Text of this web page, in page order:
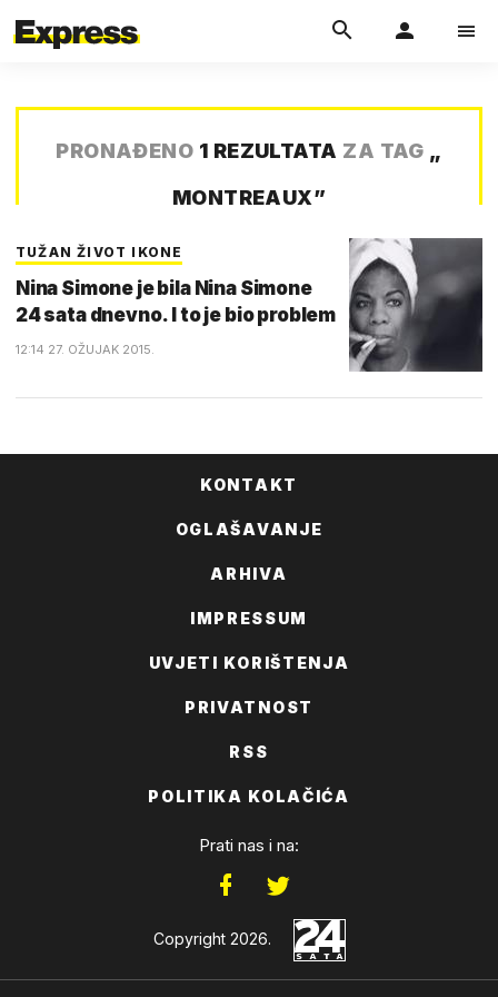
PRONAĐENO 1 REZULTATA ZA TAG „
MONTREAUX”
TUŽAN ŽIVOT IKONE
Nina Simone je bila Nina Simone
24 sata dnevno. I to je bio problem
12:14 27. OŽUJAK 2015.
KONTAKT
OGLAŠAVANJE
ARHIVA
IMPRESSUM
UVJETI KORIŠTENJA
PRIVATNOST
RSS
POLITIKA KOLAČIĆA
Prati nas i na:
Copyright 2026.